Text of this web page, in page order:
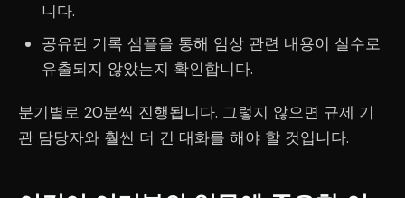
니다.
공유된 기록 샘플을 통해 임상 관련 내용이 실수로
유출되지 않았는지 확인합니다.
분기별로 20분씩 진행됩니다. 그렇지 않으면 규제 기
관 담당자와 훨씬 더 긴 대화를 해야 할 것입니다.